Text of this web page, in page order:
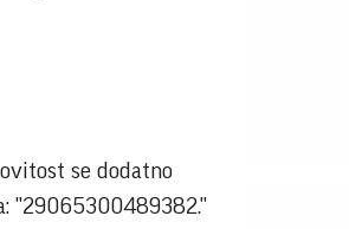
se dodatno
"29065300489382."